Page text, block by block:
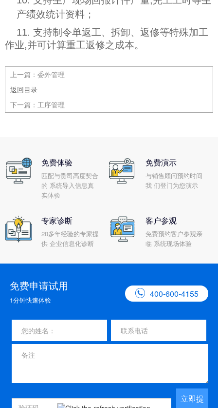
产绩效统计资料；
11. 支持制令单返工、拆卸、返修等特殊加工
作业,并可计算重工返修之成本。
上一篇： 委外管理
返回目录
下一篇： 工序管理
免费体验
匹配与贵司高度契合
的 系统导入信息真
实体验
免费演示
与销售顾问预约时间
我 们登门为您演示
专家诊断
20多年经验的专家提
供 企业信息化诊断
客户参观
免费预约客户参观亲
临 系统现场体验
免费申请试用
1分钟快速体验
 400-600-4155
立即提